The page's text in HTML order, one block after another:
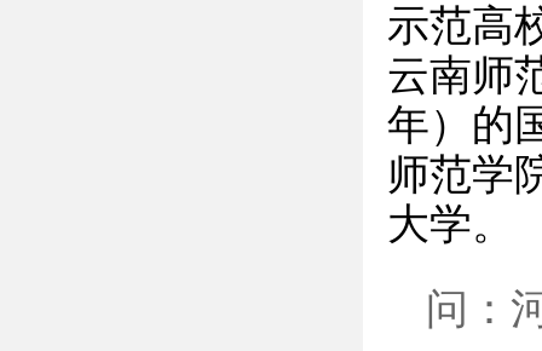
示范高
云南师
年）的
师范学
大学。
问：